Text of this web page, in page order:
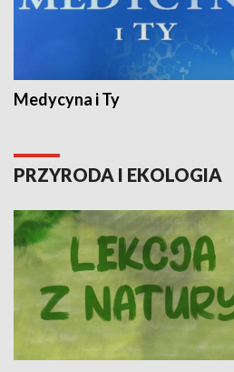
Medycyna i Ty
PRZYRODA I EKOLOGIA